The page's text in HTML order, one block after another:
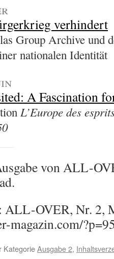
verhindert
Group Archive und
nationalen Identität
A Fascination
L’Europe des
von ALL-
: ALL-OVER, Nr. 2,
magazin.com/
KategorieAusgabe 2,